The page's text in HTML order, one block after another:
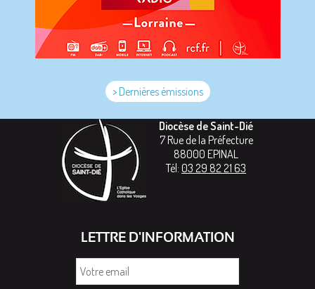
> Dernières émissions
Diocèse de Saint-Dié
7 Rue de la Préfecture
88000 EPINAL
Tél: 03 29 82 21 63
LETTRE D'INFORMATION